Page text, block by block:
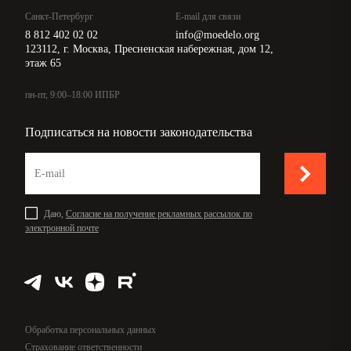
Санкт-Петербург
8 812 402 02 02
E-mail для связи
info@moedelo.org
123112, г. Москва, Пресненская набережная, дом 12,
этаж 65
пн-пт, 9:00–18:00 ИПБР
Подписаться на новости законодательства
Даю, Согласие на получение рекламных рассылок по
электронной почте
Обработка персональных данных
Страхование ответственности